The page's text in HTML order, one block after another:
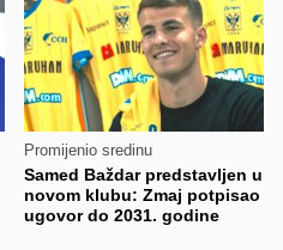
Promijenio sredinu
Samed Baždar predstavljen u
novom klubu: Zmaj potpisao
ugovor do 2031. godine